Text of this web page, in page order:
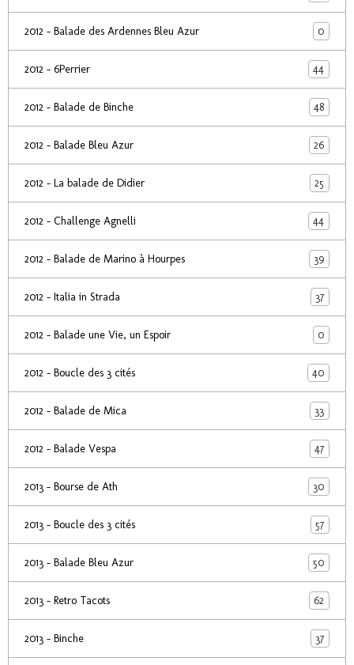
2012 - Balade des Ardennes Bleu Azur 0
2012 - 6Perrier 44
2012 - Balade de Binche 48
2012 - Balade Bleu Azur 26
2012 - La balade de Didier 25
2012 - Challenge Agnelli 44
2012 - Balade de Marino à Hourpes 39
2012 - Italia in Strada 37
2012 - Balade une Vie, un Espoir 0
2012 - Boucle des 3 cités 40
2012 - Balade de Mica 33
2012 - Balade Vespa 47
2013 - Bourse de Ath 30
2013 - Boucle des 3 cités 57
2013 - Balade Bleu Azur 50
2013 - Retro Tacots 62
2013 - Binche 37